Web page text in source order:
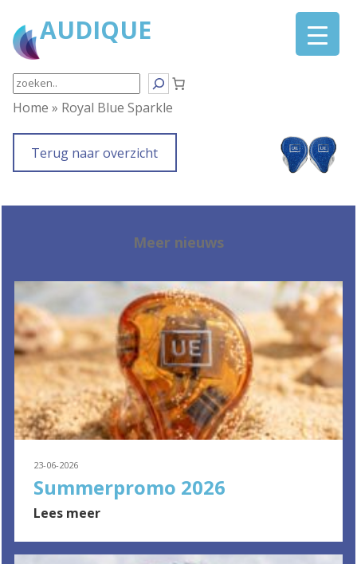
naar
de
AUDIQUE
Search
Home » Royal Blue Sparkle
Terug naar overzicht
Meer nieuws
23-06-2026
Summerpromo 2026
Lees meer